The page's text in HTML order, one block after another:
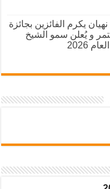
يكرم الفائزين بجائزة
و يُعلن سمو الشيخ
2026